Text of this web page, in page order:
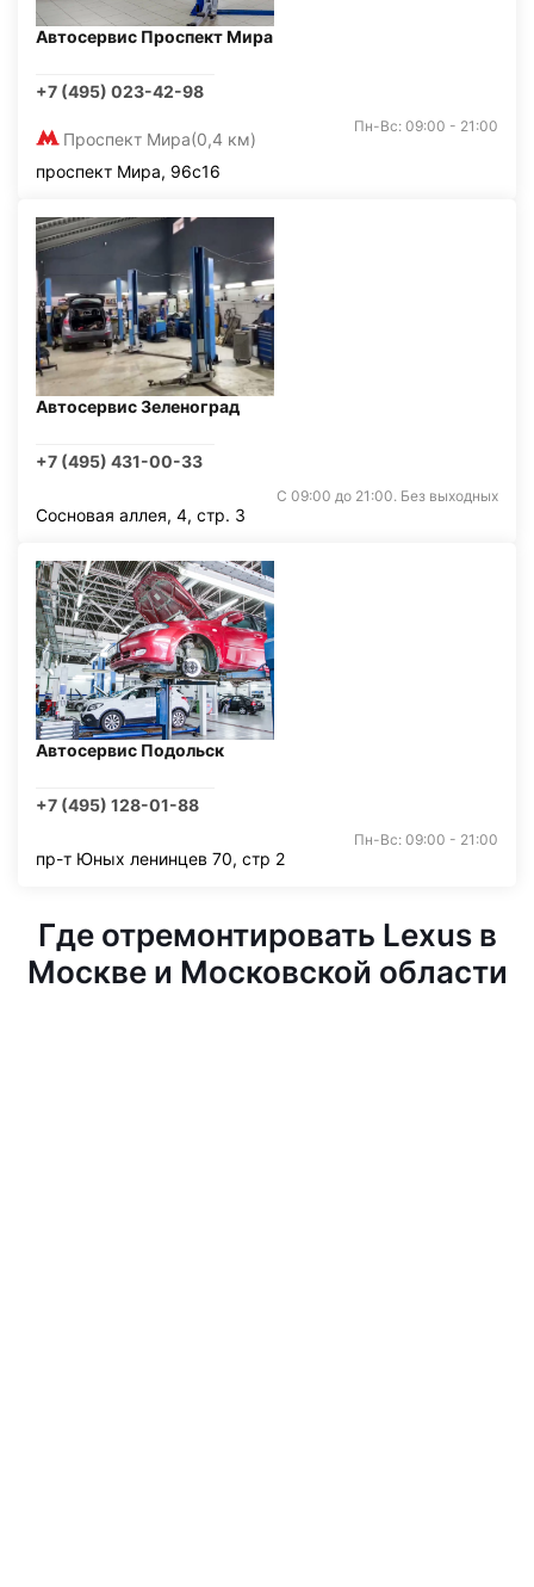
Автосервис Проспект Мира
+7 (495) 023-42-98
Проспект Мира(0,4 км)
Пн-Вс: 09:00 - 21:00
проспект Мира, 96с16
Автосервис Зеленоград
+7 (495) 431-00-33
С 09:00 до 21:00. Без выходных
Сосновая аллея, 4, стр. 3
Автосервис Подольск
+7 (495) 128-01-88
Пн-Вс: 09:00 - 21:00
пр-т Юных ленинцев 70, стр 2
Где отремонтировать Lexus в
Москве и Московской области